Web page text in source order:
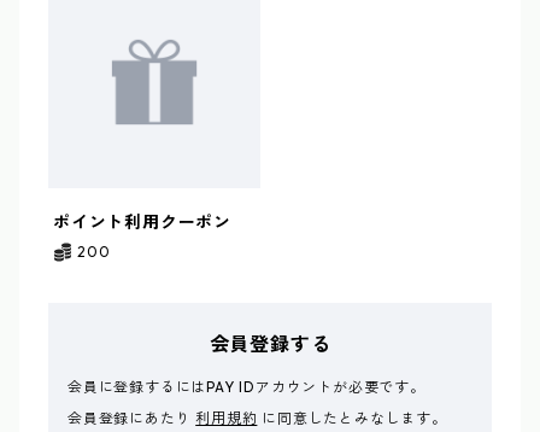
ポイント利用クーポン
200
会員登録する
会員に登録するにはPAY IDアカウントが必要です。
会員登録にあたり利用規約 に同意したとみなします。